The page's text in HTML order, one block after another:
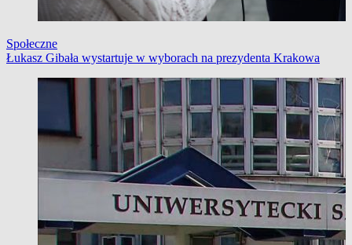
Społeczne
Łukasz Gibała wystartuje w wyborach na prezydenta Krakowa